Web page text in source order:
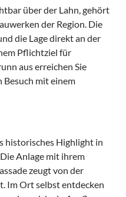
über der Lahn, gehört
der Region. Die
die Lage direkt an der
Pflichtziel für
aus erreichen Sie
Besuch mit einem
historisches Highlight in
Anlage mit ihrem
zeugt von der
Im Ort selbst entdecken